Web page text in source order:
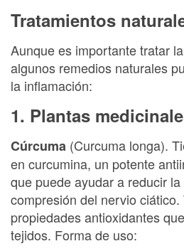
Tratamientos
Aunque es importante tratar
algunos remedios naturales
la inflamación:
1. Plantas
Cúrcuma (Curcuma longa).
en curcumina, un potente
que puede ayudar a reducir
compresión del nervio ciático.
propiedades antioxidantes
tejidos. Forma de uso: